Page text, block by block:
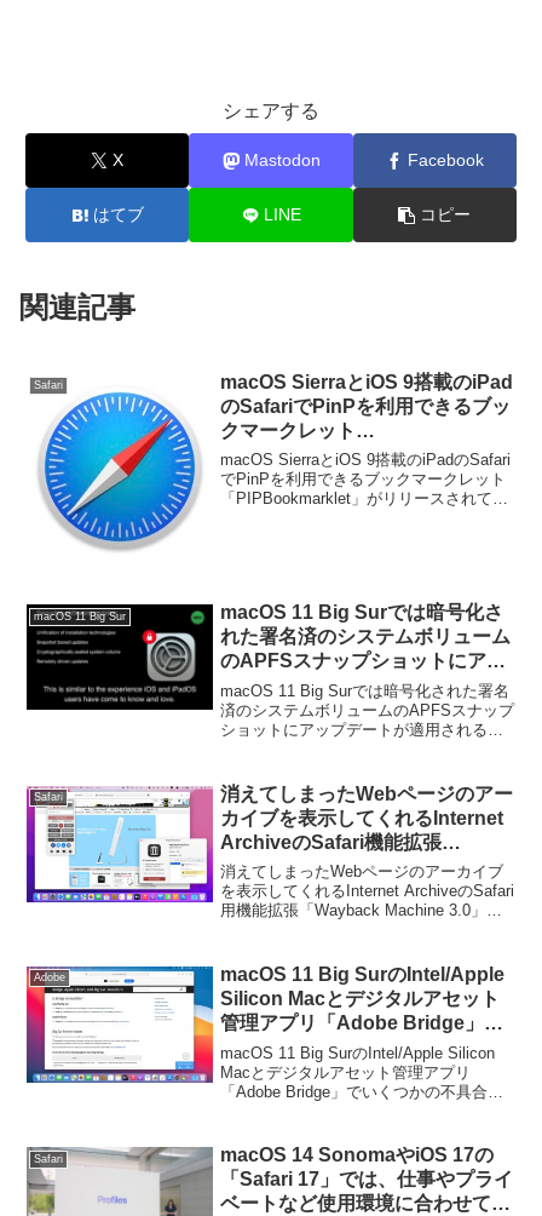
シェアする
X Mastodon Facebook
はてブ LINE コピー
関連記事
Safari
macOS SierraとiOS 9搭載のiPad
のSafariでPinPを利用できるブッ
クマークレット
「PIPBookmarklet」がリリー
ス。
macOS SierraとiOS 9搭載のiPadのSafari
でPinPを利用できるブックマークレット
「PIPBookmarklet」がリリースされてい
macOS 11 Big Sur
macOS 11 Big Surでは暗号化さ
れた署名済のシステムボリューム
のAPFSスナップショットにアッ
プデートが適用されるため、より
セキュアで高速なソフトウェア・
アップデートが可能に。
macOS 11 Big Surでは暗号化された署名
済のシステムボリュームのAPFSスナップ
ショットにアップデートが適用されるた
す。詳細は以下から。
Safari
消えてしまったWebページのアー
カイブを表示してくれるInternet
ArchiveのSafari機能拡張
「Wayback Machine 3.0」がリリ
ース。
消えてしまったWebページのアーカイブ
を表示してくれるInternet ArchiveのSafari
用機能拡張「Wayback Machine 3.0」ア
Adobe
macOS 11 Big SurのIntel/Apple
Silicon Macとデジタルアセット
管理アプリ「Adobe Bridge」で
いくつかの不具合が確認されてい
るとしてAdobeとAppleが調査
中。
macOS 11 Big SurのIntel/Apple Silicon
Macとデジタルアセット管理アプリ
「Adobe Bridge」でいくつかの不具合が
ら。
Safari
macOS 14 SonomaやiOS 17の
「Safari 17」では、仕事やプライ
ベートなど使用環境に合わせて履